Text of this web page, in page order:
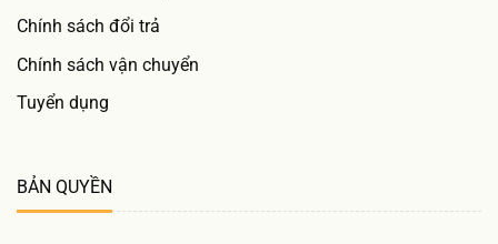
Chính sách đổi trả
Chính sách vận chuyển
Tuyển dụng
BẢN QUYỀN